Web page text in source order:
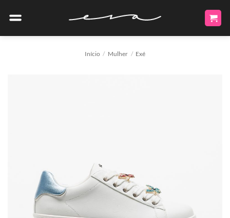
Início / Mulher / Exé